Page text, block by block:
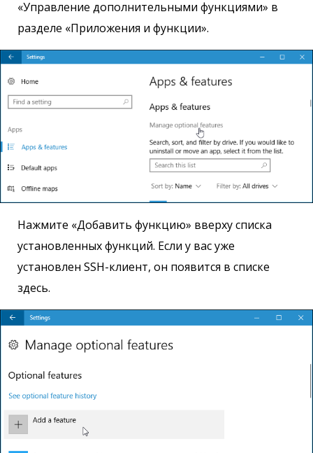
«Управление дополнительными функциями» в
разделе «Приложения и функции».
Нажмите «Добавить функцию» вверху списка
установленных функций. Если у вас уже
установлен SSH-клиент, он появится в списке
здесь.